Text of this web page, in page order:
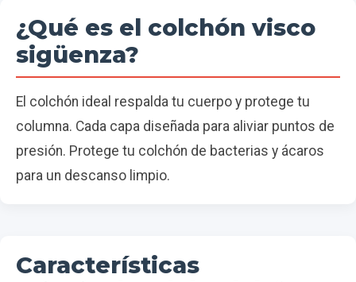
¿Qué es el colchón visco
sigüenza?
El colchón ideal respalda tu cuerpo y protege tu
columna. Cada capa diseñada para aliviar puntos de
presión. Protege tu colchón de bacterias y ácaros
para un descanso limpio.
Características